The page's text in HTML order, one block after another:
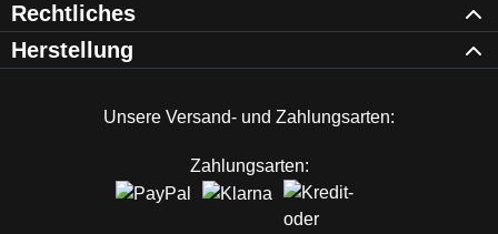
Rechtliches
Herstellung
Unsere Versand- und Zahlungsarten:
Zahlungsarten: